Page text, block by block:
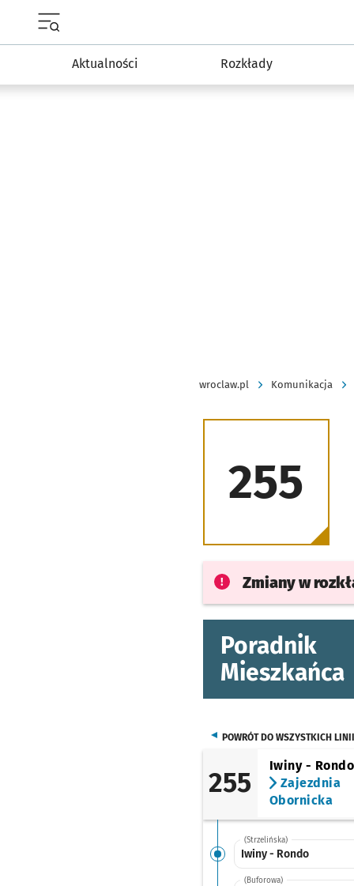
Aktualności Rozkłady
wroclaw.pl Komunikacja
255
Zmiany w
Poradnik
Mieszkańca
POWRÓT DO WSZYSTKICH LINII
255
Iwiny - Rondo
Zajezdnia
Obornicka
(Strzelińska)
Iwiny - Rondo
(Buforowa)